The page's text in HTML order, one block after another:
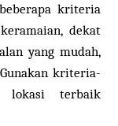
kriteria
dekat
yang mudah,
kriteria-
lokasi terbaik